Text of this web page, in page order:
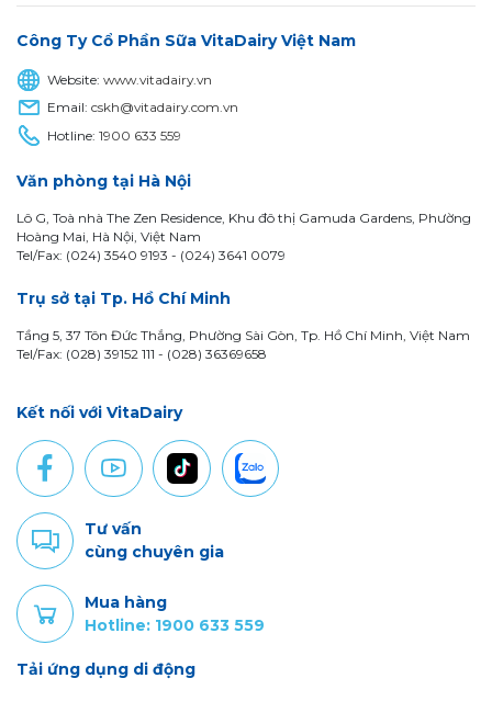
Công Ty Cổ Phần Sữa VitaDairy Việt Nam
Website:www.vitadairy.vn
Email:cskh@vitadairy.com.vn
Hotline:1900 633 559
Văn phòng tại Hà Nội
Lô G, Toà nhà The Zen Residence, Khu đô thị Gamuda Gardens, Phường
Hoàng Mai, Hà Nội, Việt Nam
Tel/Fax: (024) 3540 9193 - (024) 3641 0079
Trụ sở tại Tp. Hồ Chí Minh
Tầng 5, 37 Tôn Đức Thắng, Phường Sài Gòn, Tp. Hồ Chí Minh, Việt Nam
Tel/Fax: (028) 39152 111 - (028) 36369658
Kết nối với VitaDairy
Tư vấn
cùng chuyên gia
Mua hàng
Hotline: 1900 633 559
Tải ứng dụng di động